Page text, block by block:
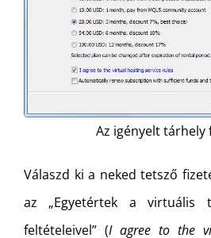
Az igényelt tárhely
Válaszd ki a neked tetsző
az „Egyetértek a virtuális
feltételeivel” (I agree to the